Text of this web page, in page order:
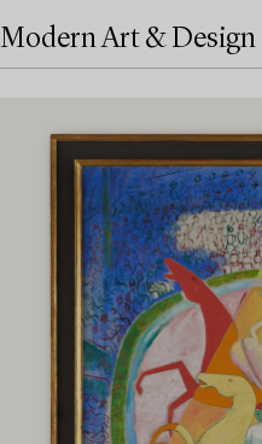
Modern Art & Design